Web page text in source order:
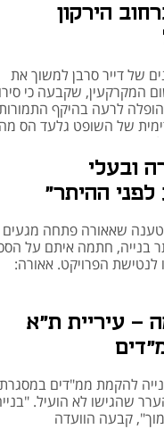
הדירות (ובמקרים מסוימים 80%) – תנאי מקדים הכרחי לצורך הגשת הבקשה להיתר
המועצה
. עם זאת, ברשויות מקומיות מסוימות הוחלט להאריך את תוקפה עד
לאחר סיום תוקפה של תמ"א 38, מקודמות מספר תוכניות חלופיות ברמה הארצית
בנוסף, תוכנית הרשות להתחדשות עירונית מקדמת פרויקטים בהתבסס על קריטריונים
גן מקדמת תוכנית הכוללת מדיניות עיבוי בינוי הרלוונטית לשכונות הוותיקות; בעיר חיפה
מקודמת תוכנית בשיתוף הרשות הממשלתית להתחדשות עירונית; בבאר שבע הוכנה
תוכנית להתחדשות עירונית שמאפשרת פוטנציאל של כ-22,000 יחידות דיור חדשות;
הירקון
של דייר סרבן למשוך את
המקרקעין, שקבעה כי
לרעה בהיקף
של השופט גלעד הס
ובעלי
לפני ההיתר"
יותר מ-4 מיליון שקל, בטענה שאאורה פתחה
בנייה, חתמה איתם על
הפרויקט. אאורה:
- עיריית ת"א
בנייה להקמת ממ"דים
שהגישו לא הועיל.
קבעה הוועדה